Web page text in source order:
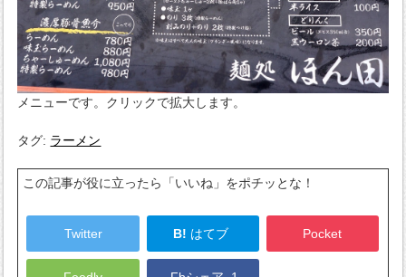
メニューです。クリックで拡大します。
タグ: ラーメン
この記事が役に立ったら「いいね」をポチッとな！
Twitter B! はてブ Pocket